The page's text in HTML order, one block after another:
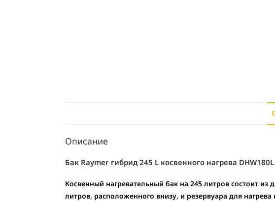
Описание
Бак Raymer гибрид 245 L косвенного нагрева
Косвенный нагревательный бак на 245 литров состоит
литров, расположенного внизу, и резервуара для